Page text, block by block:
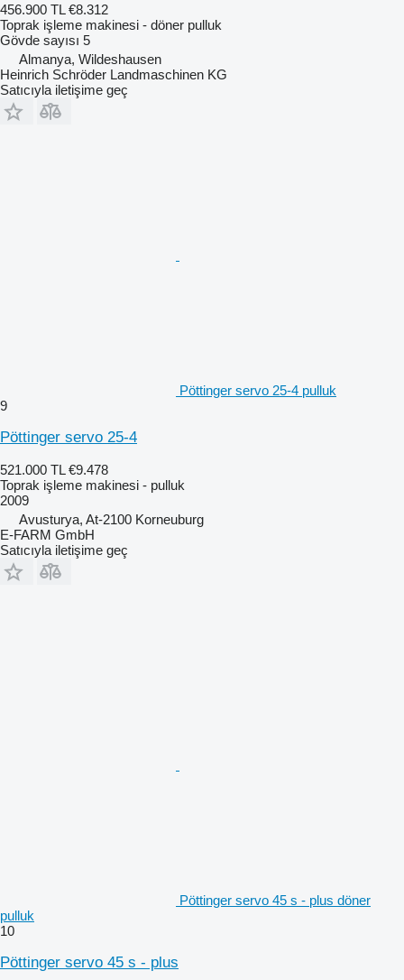
456.900 TL €8.312
Toprak işleme makinesi - döner pulluk
Gövde sayısı 5
Almanya, Wildeshausen
Heinrich Schröder Landmaschinen KG
Satıcıyla iletişime geç
Pöttinger servo 25-4 pulluk
9
Pöttinger servo 25-4
521.000 TL €9.478
Toprak işleme makinesi - pulluk
2009
Avusturya, At-2100 Korneuburg
E-FARM GmbH
Satıcıyla iletişime geç
Pöttinger servo 45 s - plus döner
pulluk
10
Pöttinger servo 45 s - plus